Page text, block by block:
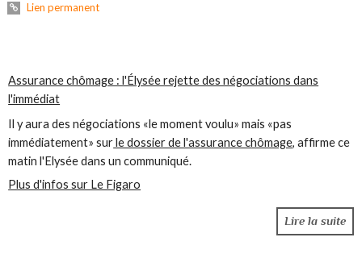
Lien permanent
Assurance chômage : l'Élysée rejette des négociations dans
l'immédiat
Il y aura des négociations «le moment voulu» mais «pas
immédiatement» surle dossier de l'assurance chômage, affirme ce
matin l'Elysée dans un communiqué.
Plus d'infos sur Le Figaro
Lire la suite